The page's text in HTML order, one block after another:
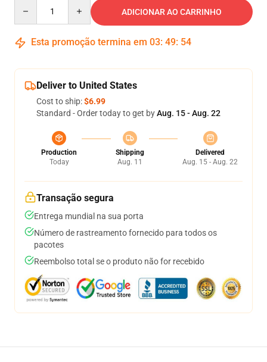
ADICIONAR AO CARRINHO
Esta promoção termina em 03: 49: 54
Deliver to United States
Cost to ship:$6.99
Standard - Order today to get byAug. 15 - Aug. 22
Production
Today
Shipping
Aug. 11
Delivered
Aug. 15 - Aug. 22
Transação segura
Entrega mundial na sua porta
Número de rastreamento fornecido para todos os
pacotes
Reembolso total se o produto não for recebido